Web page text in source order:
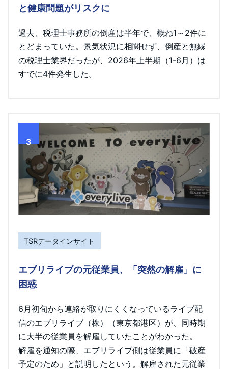
と健康問題がリスクに
過去、税理士事務所の倒産は半年で、概ね1～2件に
とどまっていた。景気状況に相関せず、倒産と無縁
の税理士業界だったが、2026年上半期（1-6月）は
すでに4件発生した。
3
TSRデータインサイト
エブリライブの元従業員、「突然の解雇」に
困惑
6月初旬から連絡が取りにくくなっているライブ配
信のエブリライブ（株）（東京都港区）が、同時期
に大半の従業員を解雇していたことがわかった。
解雇を通知の際、エブリライブ側は従業員に「破産
予定のため」と説明したという。解雇された元従業